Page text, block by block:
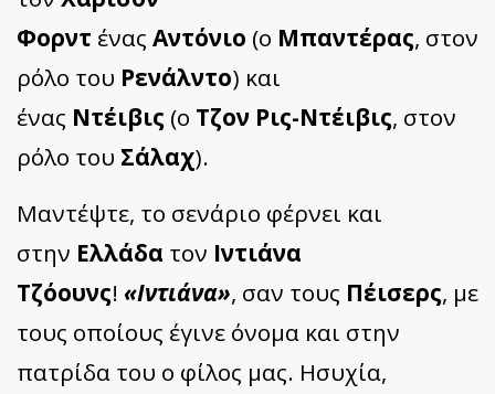
Φορντ ένας Αντόνιο (ο Μπαντέρας, στον
ρόλο του Ρενάλντο) και
ένας Ντέιβις (ο Τζον Ρις-Ντέιβις, στον
ρόλο του Σάλαχ).
Μαντέψτε, το σενάριο φέρνει και
στην Ελλάδα τον Ιντιάνα
Τζόουνς! «Ιντιάνα», σαν τους Πέισερς, με
τους οποίους έγινε όνομα και στην
πατρίδα του ο φίλος μας. Ησυχία,